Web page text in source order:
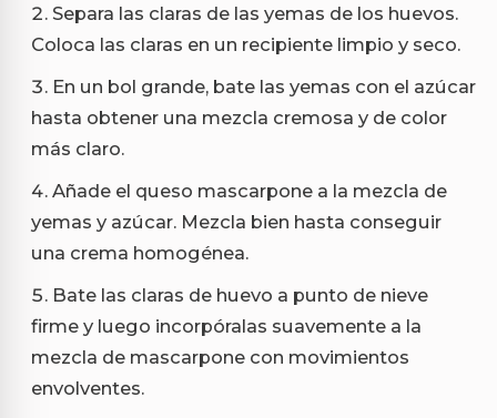
Separa las claras de las yemas de los huevos.
Coloca las claras en un recipiente limpio y seco.
En un bol grande, bate las yemas con el azúcar
hasta obtener una mezcla cremosa y de color
más claro.
Añade el queso mascarpone a la mezcla de
yemas y azúcar. Mezcla bien hasta conseguir
una crema homogénea.
Bate las claras de huevo a punto de nieve
firme y luego incorpóralas suavemente a la
mezcla de mascarpone con movimientos
envolventes.